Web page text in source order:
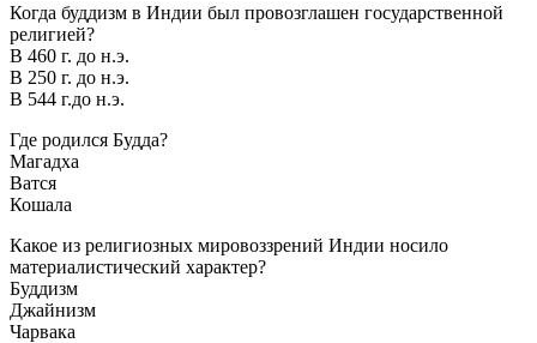
Когда буддизм в Индии был провозглашен государственной
религией?
В 460 г. до н.э.
В 250 г. до н.э.
В 544 г.до н.э.
Где родился Будда?
Магадха
Ватся
Кошала
Какое из религиозных мировоззрений Индии носило
материалистический характер?
Буддизм
Джайнизм
Чарвака